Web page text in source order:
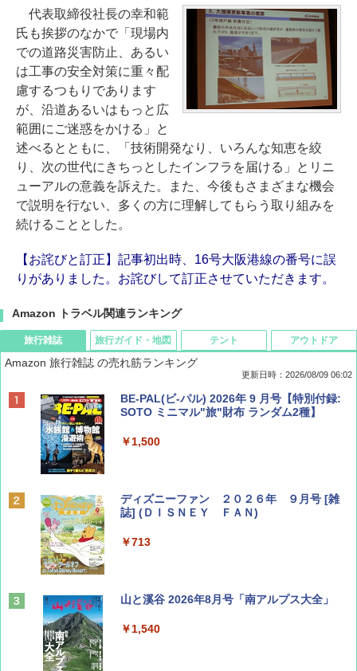
代表取締役社長の幸和範
氏も挨拶のなかで「現場内
での道路災害防止、あるい
は工事の安全対策に重々配
慮するつもりであります
が、沿道あるいはもっと広
範囲にご迷惑をかける」と
述べるとともに、「技術開発なり、いろんな知恵を絞
り、次の世代にきちっとしたインフラを届ける」とリニ
ューアルの意義を訴えた。また、今後もさまざまな機会
で説明を行ない、多くの方に理解してもらう取り組みを
続けることとした。
【お詫びと訂正】記事初出時、16号大阪港線の番号に誤
りがありました。お詫びして訂正させていただきます。
Amazon トラベル関連ランキング
旅行雑誌
Amazon 旅行雑誌 の売れ筋ランキング
更新日時：2026/08/09 06:02
BE-PAL(ビ-パル) 2026年 9 月号【特別付録:
SOTO ミニマル"旅"財布 ランダム2種】
￥1,500
ディズニーファン ２０２６年 ９月号 [雑
誌] (ＤＩＳＮＥＹ ＦＡＮ)
￥713
山と溪谷 2026年8月号「南アルプス大全」
￥1,540
旅行ガイド・地図 テント アウトドア